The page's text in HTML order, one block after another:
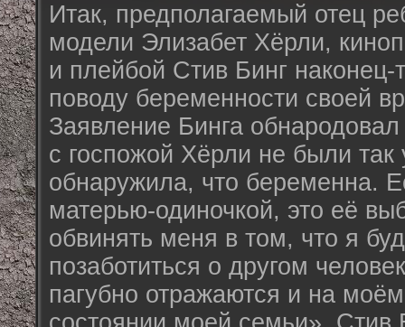
Итак, предполагаемый отец
модели Элизабет Хёрли,
и плейбой Стив Бинг наконец-
поводу беременности своей
Заявление Бинга
с госпожой Хёрли не были так
обнаружила, что беременна.
матерью-одиночкой, это её
обвинять меня в том, что я
позаботиться о другом
пагубно отражаются и на